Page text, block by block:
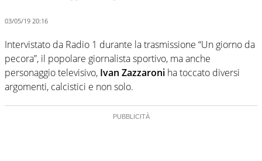
03/05/19 20:16
Intervistato da Radio 1 durante la trasmissione “Un giorno da
pecora”, il popolare giornalista sportivo, ma anche
personaggio televisivo, Ivan Zazzaroni ha toccato diversi
argomenti, calcistici e non solo.